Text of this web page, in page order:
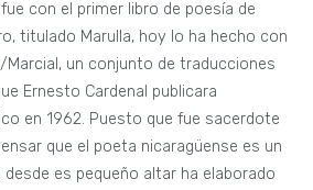
con el primer libro de poesía de
titulado Marulla, hoy lo ha hecho con
Marcial, un conjunto de traducciones
Ernesto Cardenal publicara
en 1962. Puesto que fue sacerdote
que el poeta nicaragüense es un
es pequeño altar ha elaborado